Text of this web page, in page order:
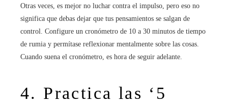
Otras veces, es mejor no luchar contra el impulso, pero eso no
significa que debas dejar que tus pensamientos se salgan de
control. Configure un cronómetro de 10 a 30 minutos de tiempo
de rumia y permítase reflexionar mentalmente sobre las cosas.
Cuando suena el cronómetro, es hora de seguir adelante.
4. Practica las ‘5